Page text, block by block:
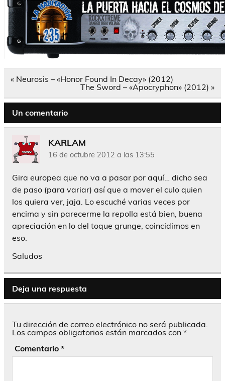
Navegación
« Neurosis – «Honor Found In Decay» (2012)
The Sword – «Apocryphon» (2012) »
Un comentario
KARLAM
16 de octubre 2012 a las 13:55
Gira europea que no va a pasar por aquí… dicho sea
de paso (para variar) así que a mover el culo quien
los quiera ver, jaja. Lo escuché varias veces por
encima y sin parecerme la repolla está bien, buena
apreciación en lo del toque grunge, coincidimos en
eso.
Saludos
Deja una respuesta
Tu dirección de correo electrónico no será publicada.
Los campos obligatorios están marcados con *
Comentario *